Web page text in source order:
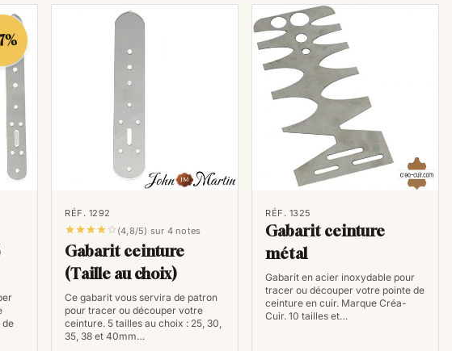
de
RÉF. 1292
  (4,8/5) sur 4 notes
Gabarit ceinture
(Taille au choix)
Ce gabarit vous servira de patron
pour tracer ou découper votre
ceinture. 5 tailles au choix : 25, 30,
35, 38 et 40mm…
RÉF. 1325
Gabarit ceinture
métal
Gabarit en acier inoxydable pour
tracer ou découper votre pointe de
ceinture en cuir. Marque Créa-
Cuir. 10 tailles et…